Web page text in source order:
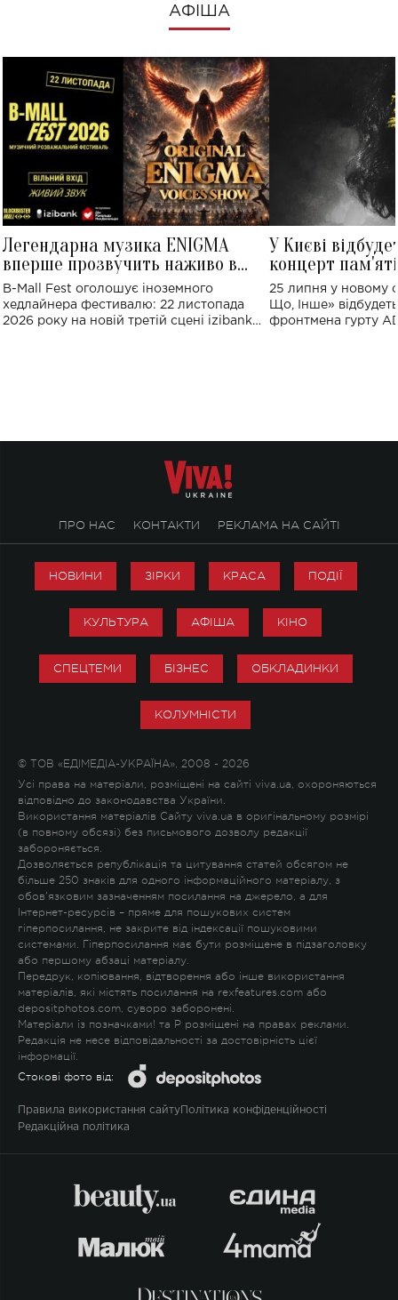
АФІША
Легендарна музика ENIGMA
вперше прозвучить наживо в
Україні: де відбудеться концерт
B-Mall Fest оголошує іноземного
хедлайнера фестивалю: 22 листопада
2026 року на новій третій сцені izibank
У Києві
концерт
Клименка:
виконають
25 липня у новому
Що, Інше»
фронтмена гурту
ПРО НАС КОНТАКТИ РЕКЛАМА НА САЙТІ
НОВИНИ ЗІРКИ КРАСА ПОДІЇ
КУЛЬТУРА АФІША КІНО
СПЕЦТЕМИ БІЗНЕС ОБКЛАДИНКИ
КОЛУМНІСТИ
© ТОВ «ЕДІМЕДІА-УКРАЇНА», 2008 - 2026
Усі права на матеріали, розміщені на сайті viva.ua, охороняються
відповідно до законодавства України.
Використання матеріалів Сайту viva.ua в оригінальному розмірі
(в повному обсязі) без письмового дозволу редакції
забороняється.
Дозволяється републікація та цитування статей обсягом не
більше 250 знаків для одного інформаційного матеріалу, з
обов'язковим зазначенням посилання на джерело, а для
Інтернет-ресурсів – пряме для пошукових систем
гіперпосилання, не закрите від індексації пошуковими
системами. Гіперпосилання має бути розміщене в підзаголовку
або першому абзаці матеріалу.
Передрук, копіювання, відтворення або інше використання
матеріалів, які містять посилання на rexfeatures.com або
depositphotos.com, суворо заборонені.
Матеріали із позначками! та P розміщені на правах реклами.
Редакція не несе відповідальності за достовірність цієї
інформації.
Стокові фото від:
Правила використання сайту Політика конфіденційності
Редакційна політика